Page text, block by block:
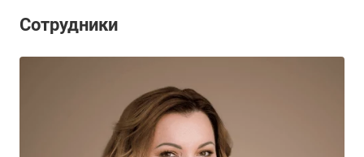
Сотрудники